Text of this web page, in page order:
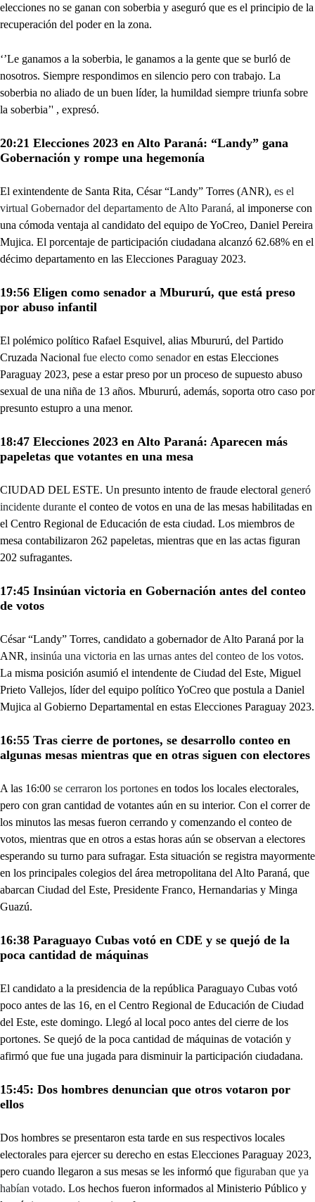
elecciones no se ganan con soberbia y aseguró que es el principio de la
recuperación del poder en la zona.
‘’Le ganamos a la soberbia, le ganamos a la gente que se burló de
nosotros. Siempre respondimos en silencio pero con trabajo. La
soberbia no aliado de un buen líder, la humildad siempre triunfa sobre
la soberbia’' , expresó.
20:21 Elecciones 2023 en Alto Paraná: “Landy” gana
Gobernación y rompe una hegemonía
El exintendente de Santa Rita, César “Landy” Torres (ANR), es el
virtual Gobernador del departamento de Alto Paraná, al imponerse con
una cómoda ventaja al candidato del equipo de YoCreo, Daniel Pereira
Mujica. El porcentaje de participación ciudadana alcanzó 62.68% en el
décimo departamento en las Elecciones Paraguay 2023.
19:56 Eligen como senador a Mbururú, que está preso
por abuso infantil
El polémico político Rafael Esquivel, alias Mbururú, del Partido
Cruzada Nacional fue electo como senadoren estas Elecciones
Paraguay 2023, pese a estar preso por un proceso de supuesto abuso
sexual de una niña de 13 años. Mbururú, además, soporta otro caso por
presunto estupro a una menor.
18:47 Elecciones 2023 en Alto Paraná: Aparecen más
papeletas que votantes en una mesa
CIUDAD DEL ESTE. Un presunto intento de fraude electoral generó
incidente durante el conteo de votos en una de las mesas habilitadas en
el Centro Regional de Educación de esta ciudad. Los miembros de
mesa contabilizaron 262 papeletas, mientras que en las actas figuran
202 sufragantes.
17:45 Insinúan victoria en Gobernación antes del conteo
de votos
César “Landy” Torres, candidato a gobernador de Alto Paraná por la
ANR, insinúa una victoria en las urnas antes del conteo de los votos.
La misma posición asumió el intendente de Ciudad del Este, Miguel
Prieto Vallejos, líder del equipo político YoCreo que postula a Daniel
Mujica al Gobierno Departamental en estas Elecciones Paraguay 2023.
16:55 Tras cierre de portones, se desarrollo conteo en
algunas mesas mientras que en otras siguen con electores
A las 16:00 se cerraron los portones en todos los locales electorales,
pero con gran cantidad de votantes aún en su interior. Con el correr de
los minutos las mesas fueron cerrando y comenzando el conteo de
votos, mientras que en otros a estas horas aún se observan a electores
esperando su turno para sufragar. Esta situación se registra mayormente
en los principales colegios del área metropolitana del Alto Paraná, que
abarcan Ciudad del Este, Presidente Franco, Hernandarias y Minga
Guazú.
16:38 Paraguayo Cubas votó en CDE y se quejó de la
poca cantidad de máquinas
El candidato a la presidencia de la república Paraguayo Cubas votó
poco antes de las 16, en el Centro Regional de Educación de Ciudad
del Este, este domingo. Llegó al local poco antes del cierre de los
portones. Se quejó de la poca cantidad de máquinas de votación y
afirmó que fue una jugada para disminuir la participación ciudadana.
15:45: Dos hombres denuncian que otros votaron por
ellos
Dos hombres se presentaron esta tarde en sus respectivos locales
electorales para ejercer su derecho en estas Elecciones Paraguay 2023,
pero cuando llegaron a sus mesas se les informó que figuraban que ya
habían votado. Los hechos fueron informados al Ministerio Público y